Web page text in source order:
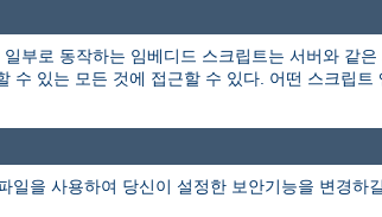
부로 동작하는 임베디드 스크립트는 서버와 같은
수 있는 모든 것에 접근할 수 있다. 어떤 스크립
일을 사용하여 당신이 설정한 보안기능을 변경하